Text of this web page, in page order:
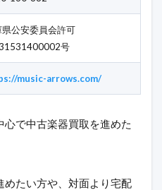
県公安委員会許可
号
music-arrows.com/
で中古楽器買取を進めた
めたい方や、対面より宅配